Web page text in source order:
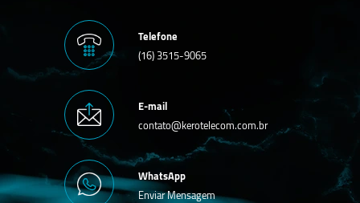
Telefone
(16) 3515-9065
E-mail
contato@kerotelecom.com.br
WhatsApp
Enviar Mensagem